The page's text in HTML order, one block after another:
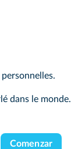
dans le monde.
Comenzar